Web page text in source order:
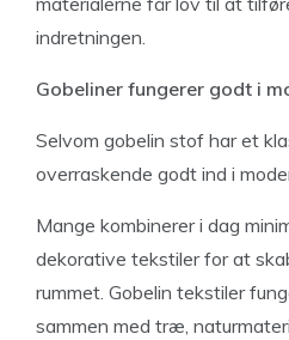
indretningen.
Gobeliner fungerer godt i
Selvom gobelin stof har et
overraskende godt ind i
Mange kombinerer i dag
dekorative tekstiler for at
rummet. Gobelin tekstiler
sammen med træ,